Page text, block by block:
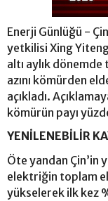
Enerji Günlüğü -
yetkilisi Xing
altı aylık
azını kömürden
açıkladı.
kömürün payı
YENİLENEBİLİR
Öte yandan Çin’in
elektriğin toplam
yükselerek ilk kez